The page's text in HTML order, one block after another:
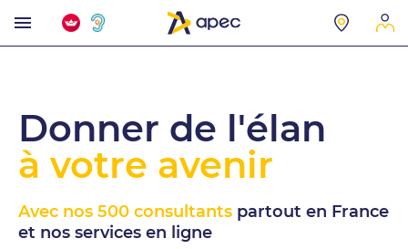
Donner de l'élan
à votre avenir
Avec nos 500 consultants partout en France
et nos services en ligne